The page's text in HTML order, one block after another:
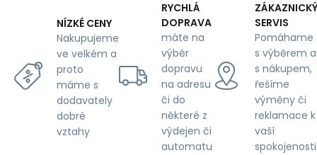
NÍZKÉ CENY
Nakupujeme
ve velkém a
proto
máme s
dodavately
dobré
vztahy
RYCHLÁ
DOPRAVA
máte na
výběr
dopravu
na adresu
či do
některé z
výdejen či
automatu
ZÁKAZNICKÝ
SERVIS
Pomáhame
s výběrem a
s nákupem,
řešíme
výměny či
reklamace k
vaší
spokojenosti